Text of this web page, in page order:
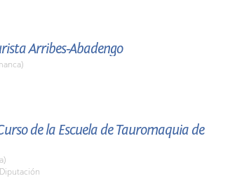
Arribes-Abadengo
de la Escuela de Tauromaquia de